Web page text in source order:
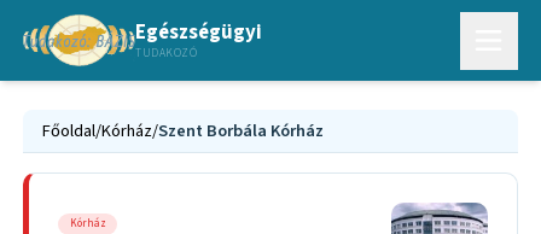
Egészségügyi
TUDAKOZÓ
Főoldal/Kórház/Szent Borbála Kórház
Kórház